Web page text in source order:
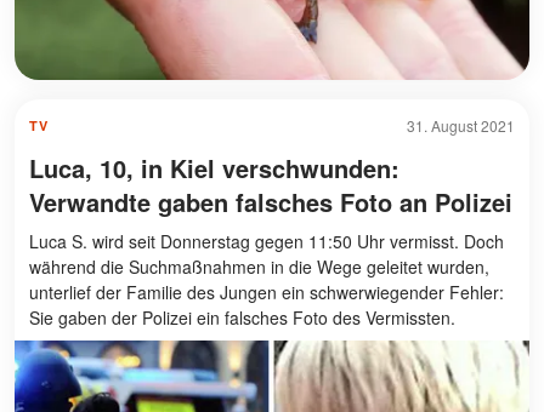
31. August 2021
TV
Luca, 10, in Kiel verschwunden:
Verwandte gaben falsches Foto an Polizei
Luca S. wird seit Donnerstag gegen 11:50 Uhr vermisst. Doch
während die Suchmaßnahmen in die Wege geleitet wurden,
unterlief der Familie des Jungen ein schwerwiegender Fehler:
Sie gaben der Polizei ein falsches Foto des Vermissten.